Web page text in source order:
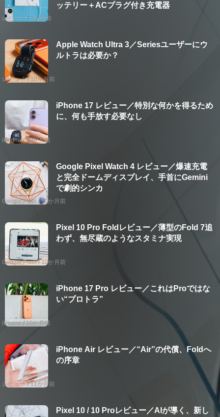
ッテリー＋ACプラグ付き充電器
レビュー 9か月前
Apple Watch Ultra 3／Seriesユーザーにウ
ルトラは必要か？
レビュー 10か月前
iPhone 17 レビュー／特別な何かを得るため
に、何も手放す必要なし
iPhone 10か月前
Google Pixel Watch 4 レビュー／爆速充電
と完全ドームディスプレイ、手首にGemini
で劇的シンカ
Google Pixel 10か月前
Pixel 10 Pro Foldレビュー／薄型のFold 7追
わず、無尽蔵のようなスタミナ実現
Google Pixel 10か月前
iPhone 17 Pro レビュー／これはProではな
い“プロトラ”
iPhone 10か月前
iPhone Air レビュー／“Air”の代償、Foldへ
の序章
レビュー 11か月前
Pixel 10 / 10 Proレビュー／AIが導く、新し